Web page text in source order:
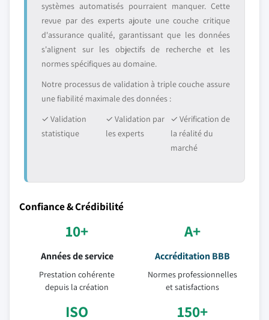
systèmes automatisés pourraient manquer. Cette
revue par des experts ajoute une couche critique
d'assurance qualité, garantissant que les données
s'alignent sur les objectifs de recherche et les
normes spécifiques au domaine.
Notre processus de validation à triple couche assure
une fiabilité maximale des données :
✓ Validation
statistique
✓ Validation par
les experts
✓ Vérification de
la réalité du
marché
Confiance & Crédibilité
10+
Années de service
Prestation cohérente
depuis la création
A+
Accréditation BBB
Normes professionnelles
et satisfactions
ISO 150+